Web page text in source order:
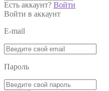
Есть аккаунт? Войти
Войти в аккаунт
E-mail
Пароль